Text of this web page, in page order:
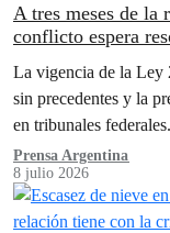
A tres meses de la
conflicto espera
La vigencia de la
sin precedentes y la
en tribunales federales.
Prensa Argentina
8 julio 2026